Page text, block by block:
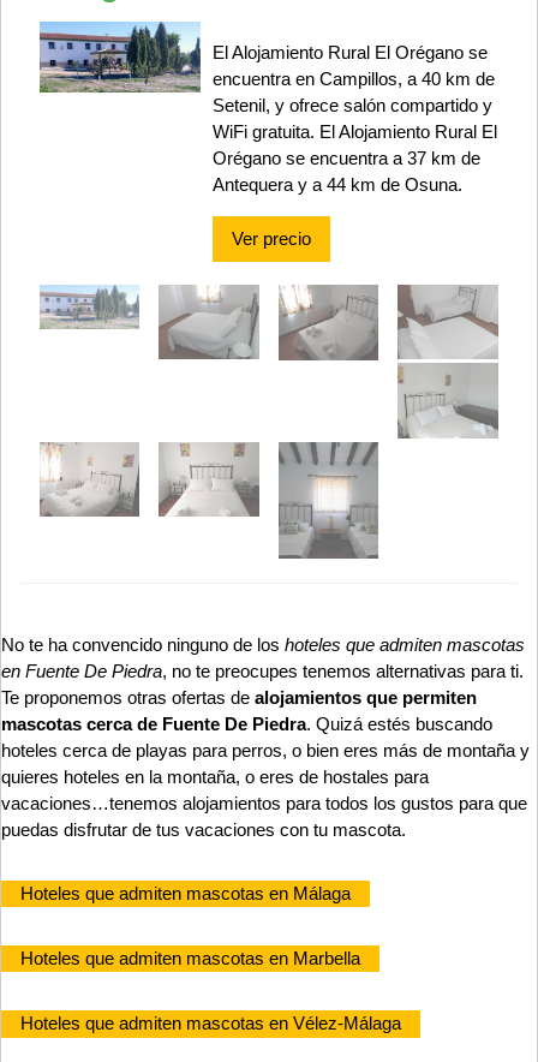
El Alojamiento Rural El Orégano se
encuentra en Campillos, a 40 km de
Setenil, y ofrece salón compartido y
WiFi gratuita. El Alojamiento Rural El
Orégano se encuentra a 37 km de
Antequera y a 44 km de Osuna.
Ver precio
No te ha convencido ninguno de los hoteles que admiten mascotas
en Fuente De Piedra, no te preocupes tenemos alternativas para ti.
Te proponemos otras ofertas de alojamientos que permiten
mascotas cerca de Fuente De Piedra. Quizá estés buscando
hoteles cerca de playas para perros, o bien eres más de montaña y
quieres hoteles en la montaña, o eres de hostales para
vacaciones…tenemos alojamientos para todos los gustos para que
puedas disfrutar de tus vacaciones con tu mascota.
Hoteles que admiten mascotas en Málaga
Hoteles que admiten mascotas en Marbella
Hoteles que admiten mascotas en Vélez-Málaga